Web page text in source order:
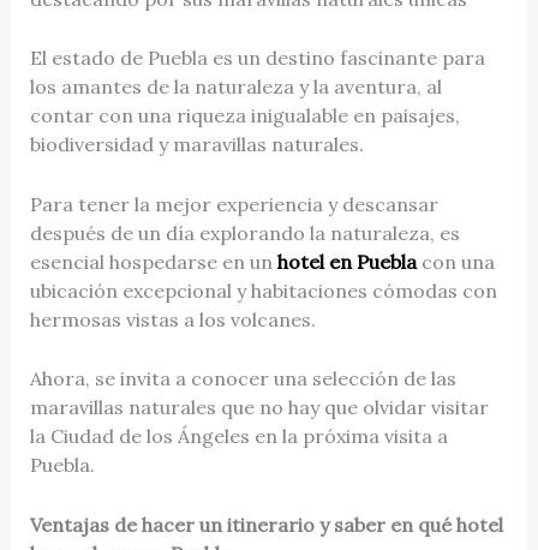
El estado de Puebla es un destino fascinante para
los amantes de la naturaleza y la aventura, al
contar con una riqueza inigualable en paisajes,
biodiversidad y maravillas naturales.
Para tener la mejor experiencia y descansar
después de un día explorando la naturaleza, es
esencial hospedarse en un hotel en Pueblacon una
ubicación excepcional y habitaciones cómodas con
hermosas vistas a los volcanes.
Ahora, se invita a conocer una selección de las
maravillas naturales que no hay que olvidar visitar
la Ciudad de los Ángeles en la próxima visita a
Puebla.
Ventajas de hacer un itinerario y saber en qué hotel